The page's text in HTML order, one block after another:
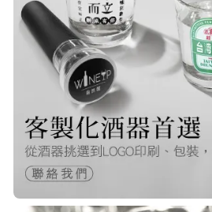
Q***
22/Nov/2025 12:40
很快就收到商品了
快，非常棒的賣家
包裝得很小心 CP